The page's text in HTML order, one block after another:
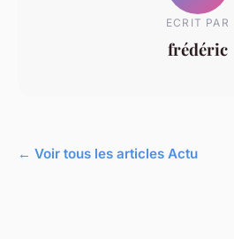
ECRIT PAR
frédéric
← Voir tous les articles Actu